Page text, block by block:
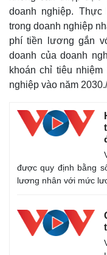
doanh nghiệp.
trong doanh nghiệp
phí tiền lương gắn
doanh của doanh
khoán chỉ tiêu
nghiệp vào năm
được quy định bằng
lương nhân với mức